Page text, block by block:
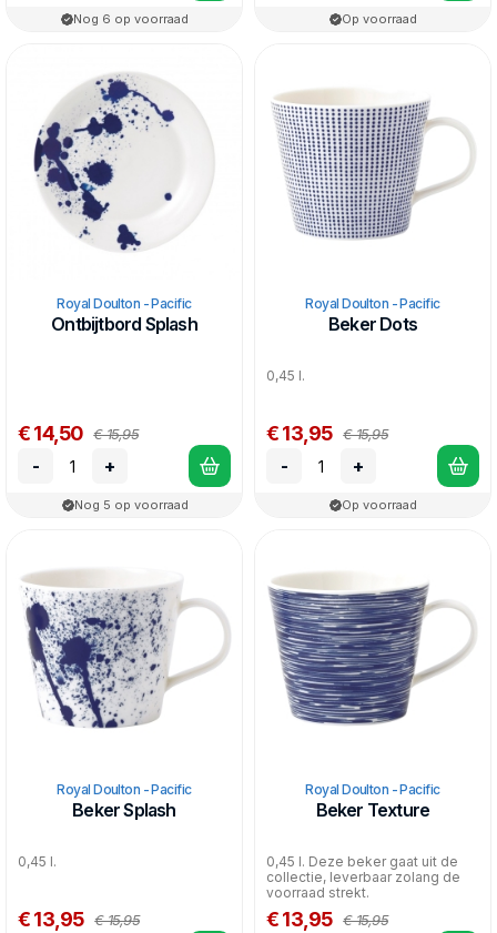
Nog 6 op voorraad Op voorraad
Royal Doulton - Pacific
Ontbijtbord Splash
€ 14,50 € 15,95
- +
Nog 5 op voorraad
Royal Doulton - Pacific
Beker Dots
0,45 l.
€ 13,95 € 15,95
- +
Op voorraad
Royal Doulton - Pacific
Beker Splash
0,45 l.
€ 13,95 € 15,95
Royal Doulton - Pacific
Beker Texture
0,45 l. Deze beker gaat uit de
collectie, leverbaar zolang de
voorraad strekt.
€ 13,95 € 15,95